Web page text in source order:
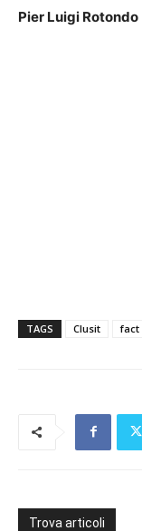
Pier Luigi Rotondo
TAGS Clusit fact
Trova articoli